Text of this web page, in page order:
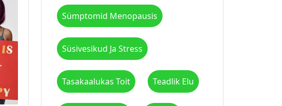
Sümptomid Menopausis
Süsivesikud Ja Stress
Tasakaalukas Toit Teadlik Elu